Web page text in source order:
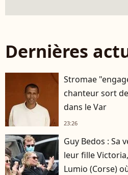
Dernières
Stromae
chanteur sort
dans le Var
23:26
Guy Bedos : Sa
leur fille
Lumio (Corse)